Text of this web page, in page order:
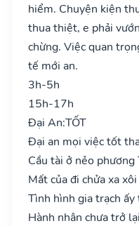
hiểm. Chuyện kiện
thua thiệt, e phải
chừng. Việc quan
tế mới an.
3h-5h
15h-17h
Đại An:TỐT
Đại an mọi việc tốt
Cầu tài ở nẻo phương
Mất của đi chửa xa xôi
Tình hình gia trạch
Hành nhân chưa trở